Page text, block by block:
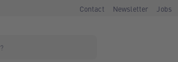
Contact Newsletter Jobs